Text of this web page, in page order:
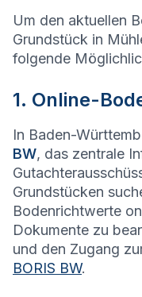
Um den aktuellen
Grundstück in
folgende
1. Online-
In Baden-
BW, das zentrale
Grundstücken
Bodenrichtwerte
Dokumente zu
und den Zugang
BORIS BW.